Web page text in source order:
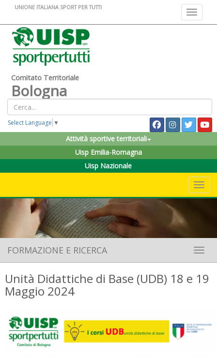
Toggle
UNIONE ITALIANA SPORT PER TUTTI
Comitato Territoriale
Bologna
Select Language ▼
Attività sportive territoriali
Uisp Emilia-Romagna
Uisp Nazionale
FORMAZIONE E RICERCA
Unità Didattiche di Base (UDB) 18 e 19
Maggio 2024